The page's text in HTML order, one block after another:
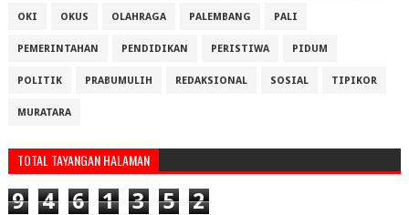
OKI OKUS OLAHRAGA PALEMBANG PALI
PEMERINTAHAN PENDIDIKAN PERISTIWA PIDUM
POLITIK PRABUMULIH REDAKSIONAL SOSIAL TIPIKOR
MURATARA
TOTAL TAYANGAN HALAMAN
9 4 6 1 3 5 2